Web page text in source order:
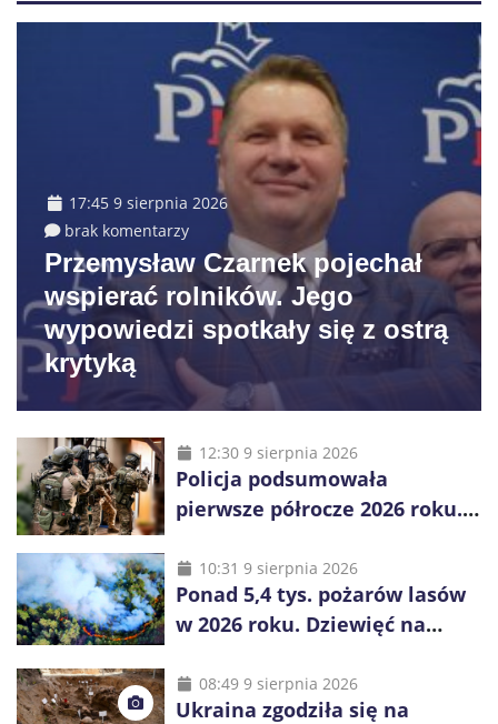
17:45 9 sierpnia 2026
brak komentarzy
Przemysław Czarnek pojechał
wspierać rolników. Jego
wypowiedzi spotkały się z ostrą
krytyką
12:30 9 sierpnia 2026
Policja podsumowała
pierwsze półrocze 2026 roku.
zabezpieczonych narkotyków
10:31 9 sierpnia 2026
Ponad 5,4 tys. pożarów lasów
w 2026 roku. Dziewięć na
08:49 9 sierpnia 2026
Ukraina zgodziła się na